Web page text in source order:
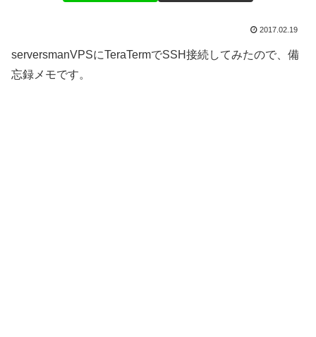
2017.02.19
serversmanVPSにTeraTermでSSH接続してみたので、備
忘録メモです。